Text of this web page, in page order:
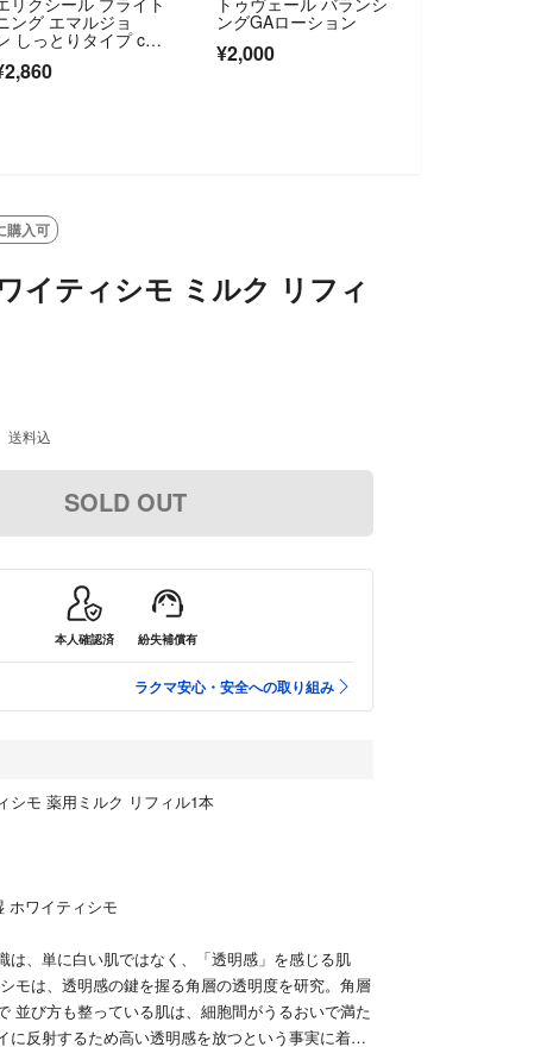
ング エマルジョ
しっとりタイプ c
ングGAローション
¥2,000
SOLD OUT
購入可
イティシモ ミルク リフィ
送料込
SOLD OUT
本人確認済 紛失補償有
ラクマ安心・安全への取り組み
シモ 薬用ミルク リフィル1本
ホワイティシモ
は、単に白い肌ではなく、「透明感」を感じる肌
モは、透明感の鍵を握る角層の透明度を研究。角層
並び方も整っている肌は、細胞間がうるおいで満た
に反射するため高い透明感を放つという事実に着目